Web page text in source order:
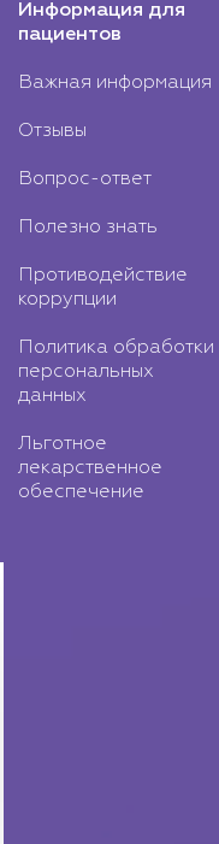
Информация для
пациентов
Важная информация
Отзывы
Вопрос-ответ
Полезно знать
Противодействие
коррупции
Политика обработки
персональных
данных
Льготное
лекарственное
обеспечение